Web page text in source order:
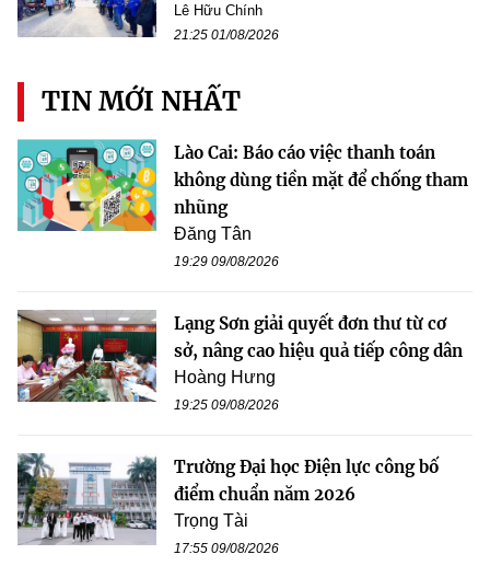
Lê Hữu Chính
21:25 01/08/2026
TIN MỚI NHẤT
Lào Cai: Báo cáo việc thanh toán
không dùng tiền mặt để chống tham
nhũng
Đăng Tân
19:29 09/08/2026
Lạng Sơn giải quyết đơn thư từ cơ
sở, nâng cao hiệu quả tiếp công dân
Hoàng Hưng
19:25 09/08/2026
Trường Đại học Điện lực công bố
điểm chuẩn năm 2026
Trọng Tài
17:55 09/08/2026